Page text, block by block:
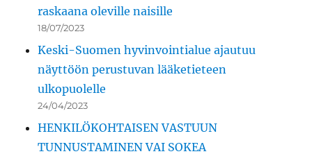
raskaana oleville naisille
18/07/2023
Keski-Suomen hyvinvointialue ajautuu
näyttöön perustuvan lääketieteen
ulkopuolelle
24/04/2023
HENKILÖKOHTAISEN VASTUUN
TUNNUSTAMINEN VAI SOKEA